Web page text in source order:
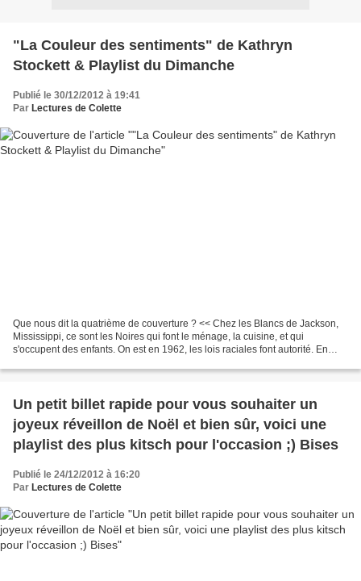
"La Couleur des sentiments" de Kathryn
Stockett & Playlist du Dimanche
Publié le 30/12/2012 à 19:41
Par Lectures de Colette
Que nous dit la quatrième de couverture ? << Chez les Blancs de Jackson,
Mississippi, ce sont les Noires qui font le ménage, la cuisine, et qui
s'occupent des enfants. On est en 1962, les lois raciales font autorité. En
Un petit billet rapide pour vous souhaiter un
joyeux réveillon de Noël et bien sûr, voici une
playlist des plus kitsch pour l'occasion ;) Bises
Publié le 24/12/2012 à 16:20
Par Lectures de Colette